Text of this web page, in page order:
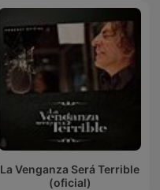
La Venganza Será Terrible
(oficial)